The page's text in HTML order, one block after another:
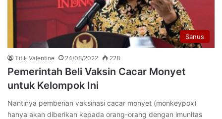
Sanus
Titik Valentine 24/08/2022 228
Pemerintah Beli Vaksin Cacar Monyet
untuk Kelompok Ini
Nantinya pemberian vaksinasi cacar monyet (monkeypox)
hanya akan diberikan kepada orang-orang dengan imunitas